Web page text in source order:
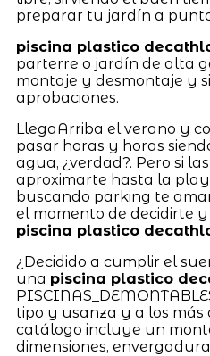
preparar tu jardín a
piscina plastico
parterre o jardín de alta
montaje y desmontaje y
aprobaciones.
LlegaArriba el verano y
pasar horas y horas
agua, ¿verdad?. Pero si
aproximarte hasta la
buscando parking te
el momento de decidirte
piscina plastico
¿Decidido a cumplir el
una piscina plastico
tipo y usanza y a los más
catálogo incluye un
dimensiones,